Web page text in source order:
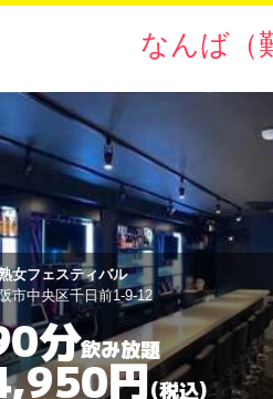
なんば（
)
大阪市中央
60